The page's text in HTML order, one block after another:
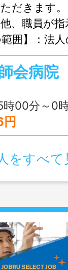
だきます
、職員が指
】：法人
会病院
～0時00分
をすべて